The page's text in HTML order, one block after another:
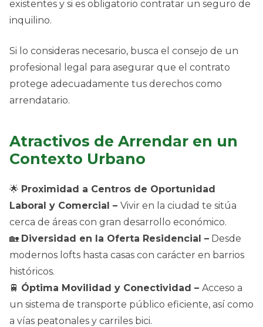
existentes y si es obligatorio contratar un seguro de
inquilino.
Si lo consideras necesario, busca el consejo de un
profesional legal para asegurar que el contrato
protege adecuadamente tus derechos como
arrendatario.
Atractivos de Arrendar en un
Contexto Urbano
🌟 Proximidad a Centros de Oportunidad
Laboral y Comercial – Vivir en la ciudad te sitúa
cerca de áreas con gran desarrollo económico.
🏡 Diversidad en la Oferta Residencial – Desde
modernos lofts hasta casas con carácter en barrios
históricos.
🚆 Óptima Movilidad y Conectividad – Acceso a
un sistema de transporte público eficiente, así como
a vías peatonales y carriles bici.